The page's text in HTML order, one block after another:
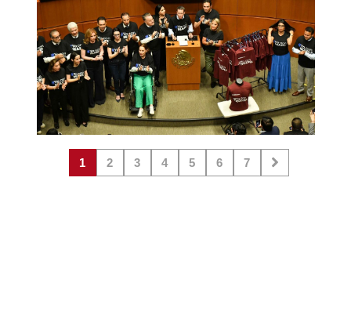
1 2 3 4 5 6 7